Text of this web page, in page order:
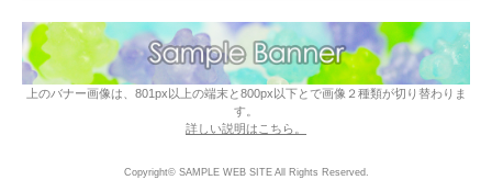
上のバナー画像は、801px以上の端末と800px以下とで画像２種類が切り替わりま
す。
詳しい説明はこちら。
Copyright© SAMPLE WEB SITEAll Rights Reserved.